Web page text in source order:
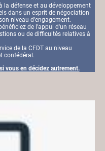
la défense et au développement
dans un esprit de négociation
niveau d'engagement.
de l'appui d'un réseau
ou de difficultés relatives à
de la CFDT au niveau
confédéral.
vous en décidez autrement.